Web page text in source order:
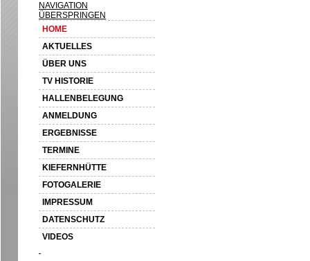
NAVIGATION
ÜBERSPRINGEN
HOME
AKTUELLES
ÜBER UNS
TV HISTORIE
HALLENBELEGUNG
ANMELDUNG
ERGEBNISSE
TERMINE
KIEFERNHÜTTE
FOTOGALERIE
IMPRESSUM
DATENSCHUTZ
VIDEOS